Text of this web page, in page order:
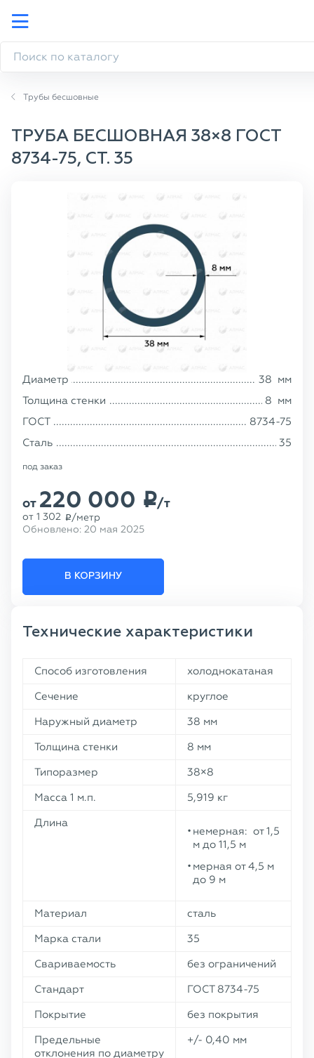
Трубы бесшовные
ТРУБА БЕСШОВНАЯ 38×8 ГОСТ
8734-75, СТ. 35
Диаметр 38 мм
Толщина стенки
8 мм
ГОСТ
8734-75
Сталь
35
под заказ
от 220 000 p/т
от 1 302 p /метр
Обновлено: 20 мая 2025
В КОРЗИНУ
Технические характеристики
Способ изготовления
холоднокатаная
Сечение
круглое
Наружный диаметр
38 мм
Толщина стенки
8 мм
Типоразмер
38×8
Масса 1 м.п.
5,919 кг
Длина
немерная: от 1,5
м до 11,5 м
мерная от 4,5 м
до 9 м
Материал
сталь
Марка стали
35
Свариваемость
без ограничений
Стандарт
ГОСТ 8734-75
Покрытие
без покрытия
Предельные
отклонения по диаметру
+/- 0,40 мм